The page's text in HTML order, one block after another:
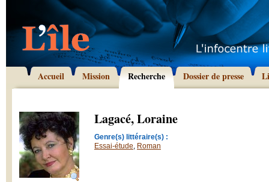
Accueil Mission Recherche Dossier de presse
Lagacé, Loraine
Genre(s) littéraire(s) :
Essai-étude, Roman